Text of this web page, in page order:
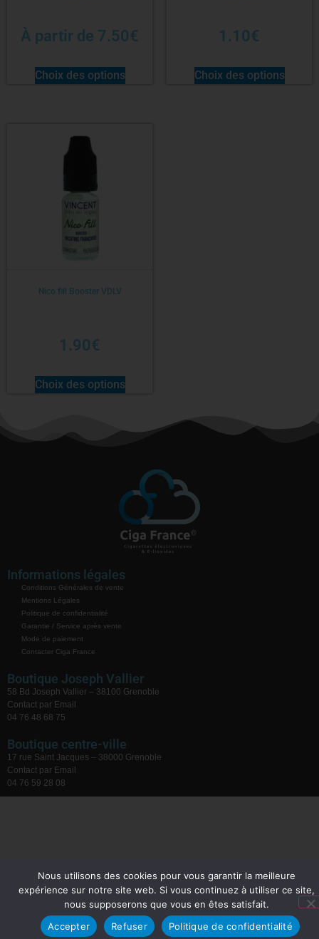
À partir de 7.50€
Choix des options
1.10€
Choix des options
Nico fill Booster VDLV
1.90€
Choix des options
Informations légales
Conditions Générales de vente
Mentions Légales
Politique de confidentialité
Garantie / Service après vente
Mode de paiement
Contacter Ciga France
Boutique Joseph Vallier
58 Bd Joseph Vallier – 38100 Grenoble
Contact par Email
04 76 48 68 75
Boutique centre-ville
17 rue Saint Jacques – 38000 Grenoble
Contact par Email
04 76 59 28 08
Nous utilisons des cookies pour vous garantir la meilleure
expérience sur notre site web. Si vous continuez à utiliser ce site,
nous supposerons que vous en êtes satisfait.
Accepter
Refuser Politique de confidentialité